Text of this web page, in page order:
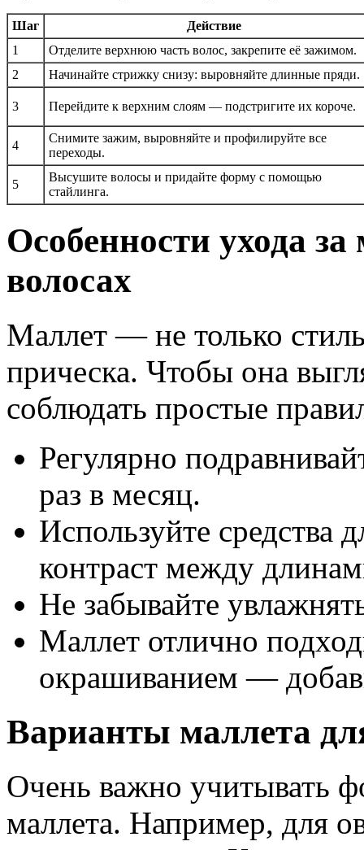
Шаг
Действие
1
Отделите верхнюю часть волос, закрепите её зажимом.
2
Начинайте стрижку снизу: выровняйте длинные пряди.
3 Перейдите к верхним слоям — подстригите их короче.
4
Снимите зажим, выровняйте и профилируйте все
переходы.
5
Высушите волосы и придайте форму с помощью
стайлинга.
Особенности ухода
волосах
Маллет — не только
прическа. Чтобы она
соблюдать простые
Регулярно
раз в месяц.
Используйте средства
контраст между
Не забывайте
Маллет отлично
окрашиванием —
Варианты маллета
Очень важно учитывать
маллета. Например, для